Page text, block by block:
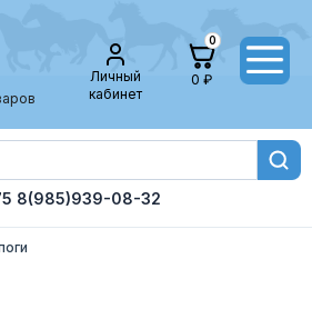
Личный
кабинет
0
0 ₽
8(985)939-08-32